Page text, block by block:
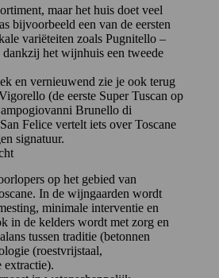
maar het huis doet veel
bijvoorbeeld een van de eersten
variëteiten zoals Pugnitello –
het wijnhuis een tweede
en vernieuwend zie je ook terug
(de eerste Super Tuscan op
Brunello di
Felice vertelt iets over Toscane
signatuur.
op het gebied van
In de wijngaarden wordt
minimale interventie en
in de kelders wordt met zorg en
tussen traditie (betonnen
(roestvrijstaal,
extractie).